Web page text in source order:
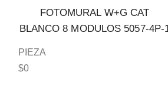
FOTOMURAL W+G CAT
BLANCO 8 MODULOS 5057-4P-
PIEZA
$0